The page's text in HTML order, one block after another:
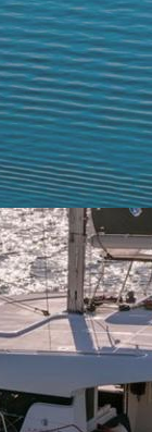
Shopping
Culture
Gastronomie
Blogs
SERVICES
Nos
La
METEO
Briefings
FLASH INFO